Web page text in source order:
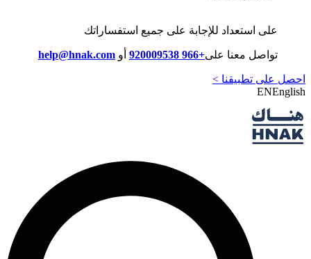
على استعداد للإجابة على جميع استفساراتك
تواصل معنا على+966 920009538 أو help@hnak.com
احصل على تطبيقنا >
ENEnglish